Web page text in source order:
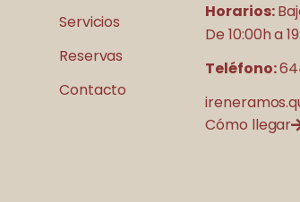
Servicios
Reservas
Contacto
Horarios:
De 10:00h a
Teléfono:
Cómo llegar